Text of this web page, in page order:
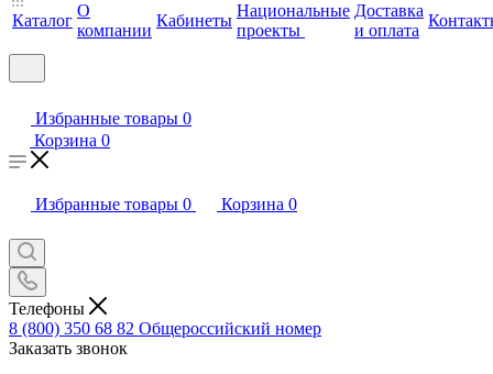
Каталог
О
компании
Кабинеты
Национальные
проекты
Доставка
и оплата
Избранные товары 0
Корзина 0
Избранные товары 0 Корзина 0
Телефоны
8 (800) 350 68 82 Общероссийский номер
Заказать звонок